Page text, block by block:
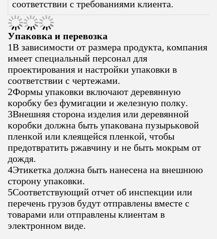
соответствии с требованиями клиента.
Упаковка и перевозка
1В зависимости от размера продукта, компания
имеет специальный персонал для
проектирования и настройки упаковки в
соответствии с чертежами.
2Формы упаковки включают деревянную
коробку без фумигации и железную полку.
3Внешняя сторона изделия или деревянной
коробки должна быть упакована пузырьковой
пленкой или клеящейся пленкой, чтобы
предотвратить ржавчину и не быть мокрым от
дождя.
4Этикетка должна быть нанесена на внешнюю
сторону упаковки.
5Соответствующий отчет об инспекции или
перечень грузов будут отправлены вместе с
товарами или отправлены клиентам в
электронном виде.